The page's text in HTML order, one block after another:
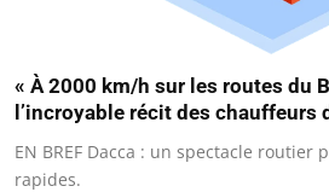
« À 2000 km/h sur les routes du
l’incroyable récit des chauffeurs
EN BREF Dacca : un spectacle routier
rapides.